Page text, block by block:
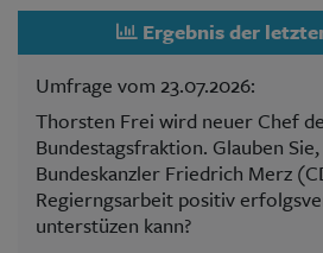
Ergebnis der
Umfrage vom 23.07.2026:
Thorsten Frei wird neuer Chef
Bundestagsfraktion. Glauben
Bundeskanzler Friedrich Merz
Regierngsarbeit positiv
unterstüzen kann?